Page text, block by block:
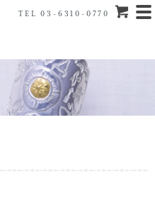
TEL 03-6310-0770